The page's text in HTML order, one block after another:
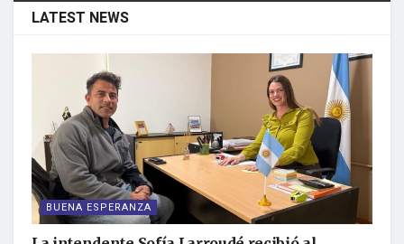
LATEST NEWS
BUENA ESPERANZA